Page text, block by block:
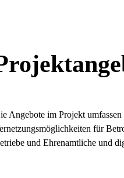
Angebote im Projekt
für
und Ehrenamtliche und